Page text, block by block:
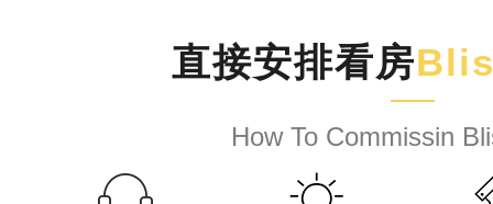
直接安排看房
How To Commissin